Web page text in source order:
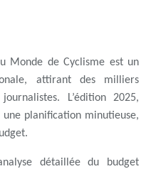
Monde de Cyclisme est un
attirant des milliers
L’édition 2025,
planification minutieuse,
détaillée du budget